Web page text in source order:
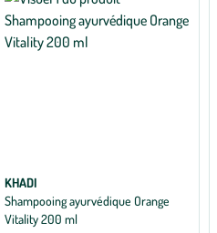
KHADI
Shampooing ayurvédique Orange
Vitality 200 ml